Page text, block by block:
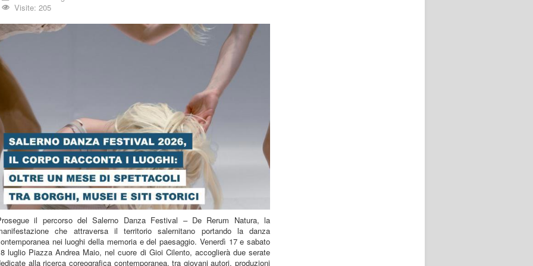
Visite: 205
il percorso del Salerno Danza Festival – De Rerum Natura, la
che attraversa il territorio salernitano portando la danza
nei luoghi della memoria e del paesaggio. Venerdì 17 e sabato
luglio Piazza Andrea Maio, nel cuore di Gioi Cilento, accoglierà due serate
alla ricerca coreografica contemporanea, tra giovani autori, produzioni